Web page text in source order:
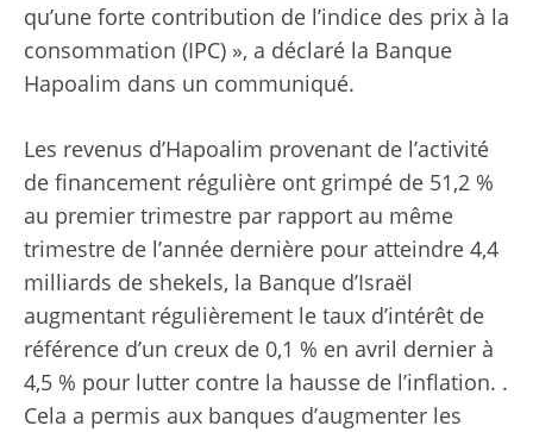
qu’une forte contribution de l’indice des prix à la
consommation (IPC) », a déclaré la Banque
Hapoalim dans un communiqué.
Les revenus d’Hapoalim provenant de l’activité
de financement régulière ont grimpé de 51,2 %
au premier trimestre par rapport au même
trimestre de l’année dernière pour atteindre 4,4
milliards de shekels, la Banque d’Israël
augmentant régulièrement le taux d’intérêt de
référence d’un creux de 0,1 % en avril dernier à
4,5 % pour lutter contre la hausse de l’inflation. .
Cela a permis aux banques d’augmenter les